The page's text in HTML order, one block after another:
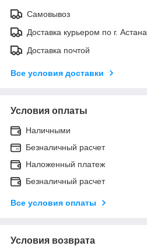
Самовывоз
Доставка курьером по г. Астана
Доставка почтой
Все условия доставки
Условия оплаты
Наличными
Безналичный расчет
Наложенный платеж
Безналичный расчет
Все условия оплаты
Условия возврата